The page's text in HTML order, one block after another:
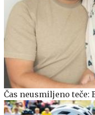
Čas neusmiljeno teče: